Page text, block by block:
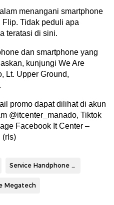
menangani smartphone
Tidak peduli apa
teratasi di sini.
dan smartphone yang
kunjungi We Are
Lt. Upper Ground,
promo dapat dilihat di akun
@itcenter_manado, Tiktok
Facebook It Center –
(rls)
Service Handphone dan Smartphone
Megatech